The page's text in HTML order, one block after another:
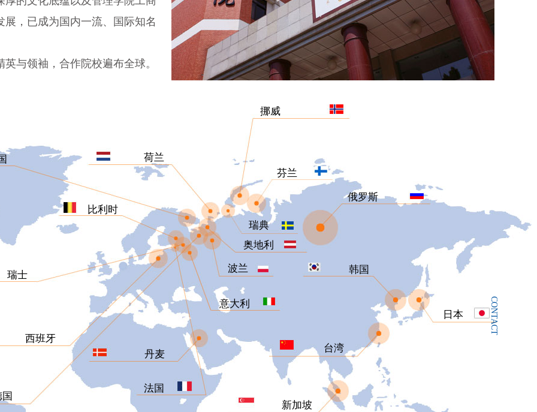
CONTACT
，已成为国内一流、国际知名
与领袖，合作院校遍布全球。
荷兰
挪威
芬兰
俄罗斯
瑞典
奥地利
波兰 韩国
意大利
台湾
新加坡
丹麦
法国
西班牙
日本
比利时
瑞士